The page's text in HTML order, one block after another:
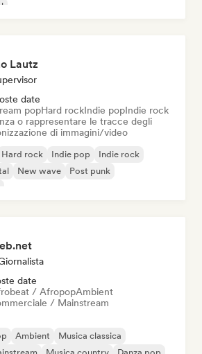
Lautz
date
popHard rockIndie popIndie rock
o rappresentare le tracce degli
di immagini/video
Hard rock Indie pop
Indie rock
New wave
Post punk
date
/ AfropopAmbient
/ Mainstream
Ambient
Musica classica